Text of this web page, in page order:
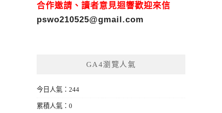
合作邀請、讀者意見迴響歡迎來信
pswo210525@gmail.com
GA4瀏覽人氣
今日人氣：244
累積人氣：0